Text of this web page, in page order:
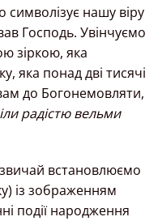
символізує нашу віру
Господь. Увінчуємо
зіркою, яка
яка понад дві тисячі
до Богонемовляти,
радістю вельми
встановлюємо
із зображенням
події народження